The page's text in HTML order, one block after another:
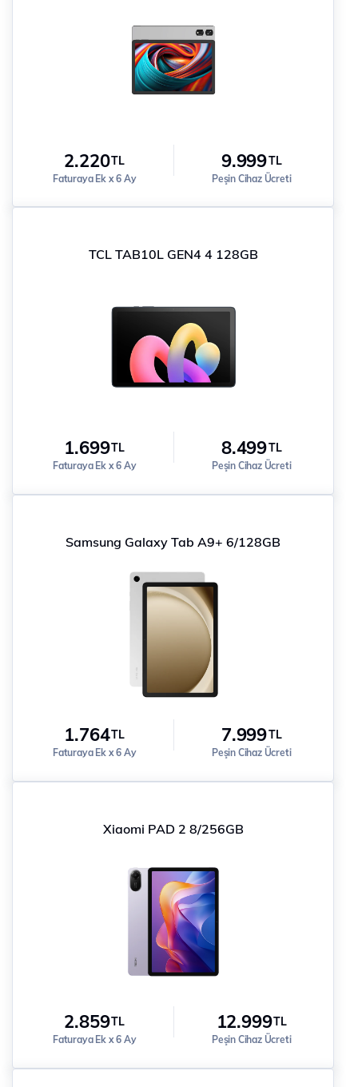
2.220TL
Faturaya Ek x 6 Ay
9.999TL
Peşin Cihaz Ücreti
TCL TAB10L GEN4 4 128GB
1.699TL
Faturaya Ek x 6 Ay
8.499TL
Peşin Cihaz Ücreti
Samsung Galaxy Tab A9+ 6/128GB
1.764TL
Faturaya Ek x 6 Ay
7.999TL
Peşin Cihaz Ücreti
Xiaomi PAD 2 8/256GB
2.859TL
Faturaya Ek x 6 Ay
12.999TL
Peşin Cihaz Ücreti